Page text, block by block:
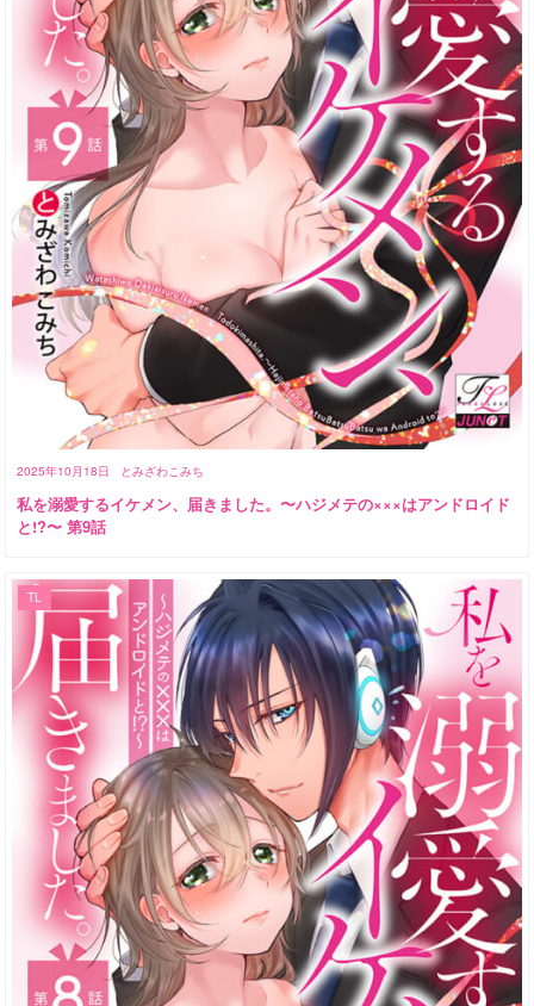
2025年10月18日 とみざわこみち
私を溺愛するイケメン、届きました。〜ハジメテの×××はアンドロイド
と!?〜 第9話
TL